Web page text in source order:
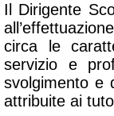
Il Dirigente
circa le
servizio e
svolgimento e
attribuite ai